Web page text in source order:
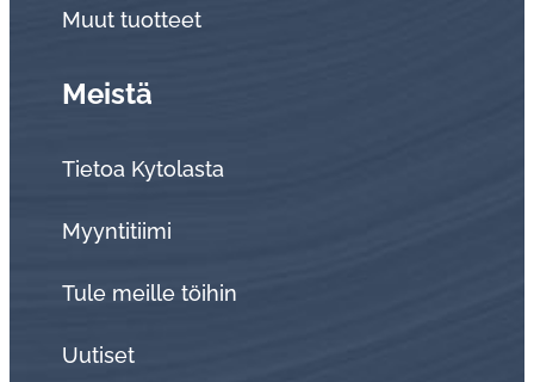
Muut tuotteet
Meistä
Tietoa Kytolasta
Myyntitiimi
Tule meille töihin
Uutiset